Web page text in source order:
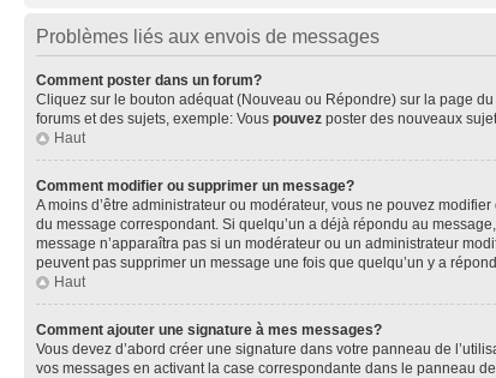
Problèmes liés aux envois de messages
Comment poster dans un forum?
Cliquez sur le bouton adéquat (Nouveau ou Répondre) sur la page
forums et des sujets, exemple: Vous pouvez poster des nouveaux
Haut
Comment modifier ou supprimer un message?
A moins d’être administrateur ou modérateur, vous ne pouvez
du message correspondant. Si quelqu’un a déjà répondu au
message n’apparaîtra pas si un modérateur ou un administrateur
peuvent pas supprimer un message une fois que quelqu’un y a
Haut
Comment ajouter une signature à mes messages?
Vous devez d’abord créer une signature dans votre panneau de
vos messages en activant la case correspondante dans le panneau